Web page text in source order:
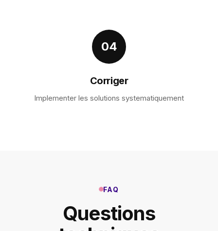
04
Corriger
Implementer les solutions systematiquement
FAQ
Questions